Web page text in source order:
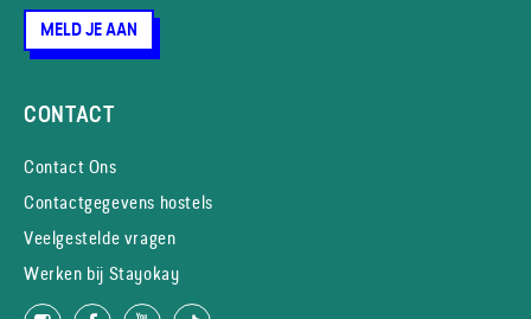
MELD JE AAN
CONTACT
Contact Ons
Contactgegevens hostels
Veelgestelde vragen
Werken bij Stayokay